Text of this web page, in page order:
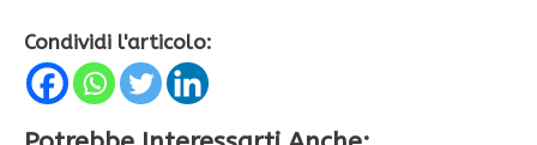
Condividi l'articolo: